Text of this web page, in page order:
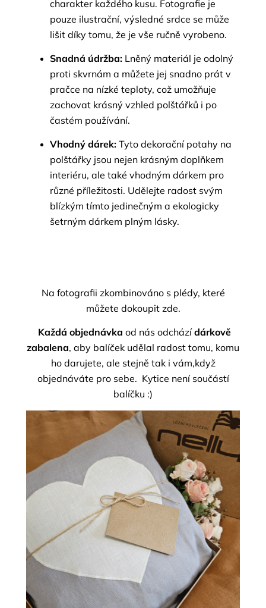
charakter každého kusu. Fotografie je
pouze ilustrační, výsledné srdce se může
lišit díky tomu, že je vše ručně vyrobeno.
Snadná údržba: Lněný materiál je odolný
proti skvrnám a můžete jej snadno prát v
pračce na nízké teploty, což umožňuje
zachovat krásný vzhled polštářků i po
častém používání.
Vhodný dárek: Tyto dekorační potahy na
polštářky jsou nejen krásným doplňkem
interiéru, ale také vhodným dárkem pro
různé příležitosti. Udělejte radost svým
blízkým tímto jedinečným a ekologicky
šetrným dárkem plným lásky.
Na fotografii zkombinováno s plédy, které
můžete dokoupit zde.
Každá objednávka od nás odcházídárkově
zabalena, aby balíček udělal radost tomu, komu
ho darujete, ale stejně tak i vám,když
objednáváte pro sebe. Kytice není součástí
balíčku :)